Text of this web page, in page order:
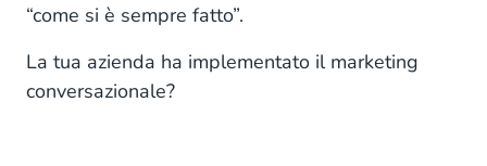
“come si è sempre fatto”.
La tua azienda ha implementato il marketing
conversazionale?